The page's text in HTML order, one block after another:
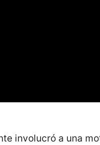
involucró a una